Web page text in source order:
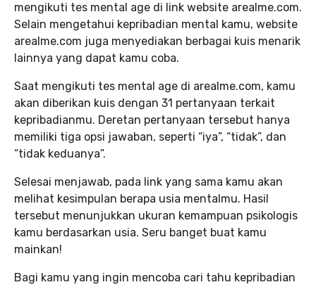
mengikuti tes mental age di link website arealme.com.
Selain mengetahui kepribadian mental kamu, website
arealme.com juga menyediakan berbagai kuis menarik
lainnya yang dapat kamu coba.
Saat mengikuti tes mental age di arealme.com, kamu
akan diberikan kuis dengan 31 pertanyaan terkait
kepribadianmu. Deretan pertanyaan tersebut hanya
memiliki tiga opsi jawaban, seperti “iya”, “tidak”, dan
“tidak keduanya”.
Selesai menjawab, pada link yang sama kamu akan
melihat kesimpulan berapa usia mentalmu. Hasil
tersebut menunjukkan ukuran kemampuan psikologis
kamu berdasarkan usia. Seru banget buat kamu
mainkan!
Bagi kamu yang ingin mencoba cari tahu kepribadian